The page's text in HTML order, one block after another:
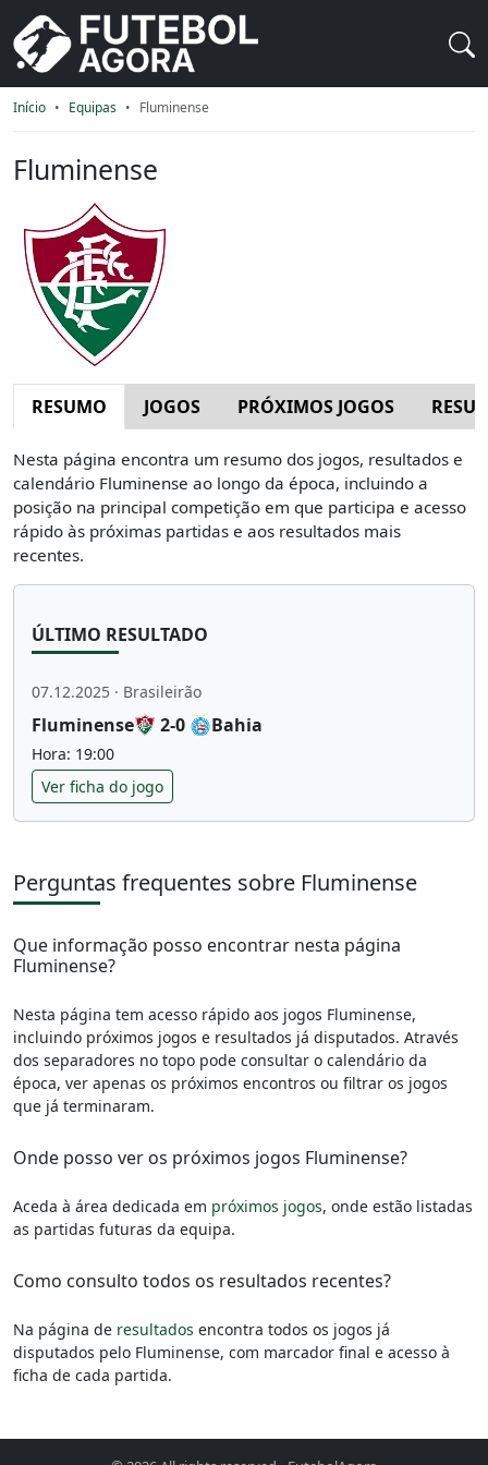
Início Equipas Fluminense
Fluminense
RESUMO JOGOS PRÓXIMOS JOGOS
Nesta página encontra um resumo dos jogos, resultados e
calendário Fluminense ao longo da época, incluindo a
posição na principal competição em que participa e acesso
rápido às próximas partidas e aos resultados mais
recentes.
ÚLTIMO RESULTADO
07.12.2025 · Brasileirão
Fluminense 2-0 Bahia
Hora: 19:00
Ver ficha do jogo
Perguntas frequentes sobre Fluminense
Que informação posso encontrar nesta página
Fluminense?
Nesta página tem acesso rápido aos jogos Fluminense,
incluindo próximos jogos e resultados já disputados. Através
dos separadores no topo pode consultar o calendário da
época, ver apenas os próximos encontros ou filtrar os jogos
que já terminaram.
Onde posso ver os próximos jogos Fluminense?
Aceda à área dedicada em próximos jogos, onde estão listadas
as partidas futuras da equipa.
Como consulto todos os resultados recentes?
Na página de resultados encontra todos os jogos já
disputados pelo Fluminense, com marcador final e acesso à
ficha de cada partida.